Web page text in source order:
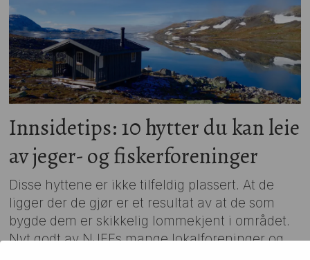
Innsidetips: 10 hytter du kan leie
av jeger- og fiskerforeninger
Disse hyttene er ikke tilfeldig plassert. At de
ligger der de gjør er et resultat av at de som
bygde dem er skikkelig lommekjent i området.
Nyt godt av NJFFs mange lokalforeninger og